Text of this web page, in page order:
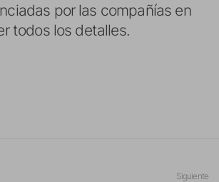
por las compañías en
todos los detalles.
Siguiente